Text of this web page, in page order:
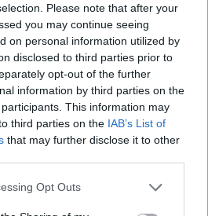
Please note that after your
you may continue seeing
on personal information utilized by
disclosed to third parties prior to
opt-out of the further
information by third parties on the
participants. This information may
third parties on the IAB’s List of
that may further disclose it to other
Opt Outs
dice quattro
stufi,
scontro
contro i